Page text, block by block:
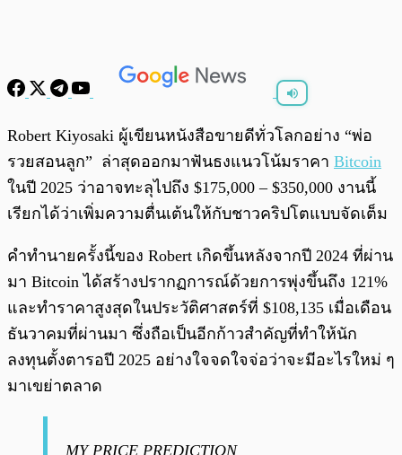
0:00 0:00
Robert Kiyosaki ผู้เขียนหนังสือขายดีทั่วโลกอย่าง “พ่อ
รวยสอนลูก” ล่าสุดออกมาฟันธงแนวโน้มราคา Bitcoin
ในปี 2025 ว่าอาจทะลุไปถึง $175,000 – $350,000 งานนี้
เรียกได้ว่าเพิ่มความตื่นเต้นให้กับชาวคริปโตแบบจัดเต็ม
คำทำนายครั้งนี้ของ Robert เกิดขึ้นหลังจากปี 2024 ที่ผ่าน
มา Bitcoin ได้สร้างปรากฏการณ์ด้วยการพุ่งขึ้นถึง 121%
และทำราคาสูงสุดในประวัติศาสตร์ที่ $108,135 เมื่อเดือน
ธันวาคมที่ผ่านมา ซึ่งถือเป็นอีกก้าวสำคัญที่ทำให้นัก
ลงทุนตั้งตารอปี 2025 อย่างใจจดใจจ่อว่าจะมีอะไรใหม่ ๆ
มาเขย่าตลาด
MY PRICE PREDICTION